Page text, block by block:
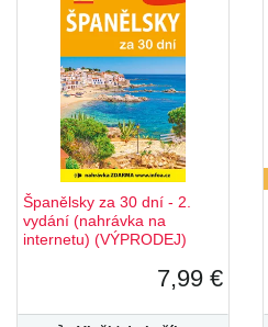
Španělsky za 30 dní - 2.
vydání (nahrávka na
internetu) (VÝPRODEJ)
7,99 €